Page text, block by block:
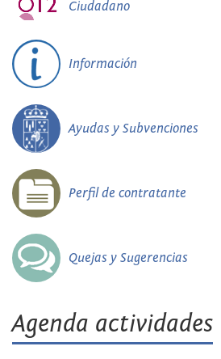
Ciudadano
Información
Ayudas y Subvenciones
Perfil de contratante
Quejas y Sugerencias
Agenda actividades